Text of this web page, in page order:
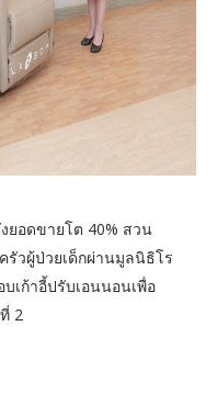
ยอดขายโต 40% สวน
รัวผู้ป่วยเด็กผ่านมูลนิธิโร
เก้าอี้ปรับเอนนอนเพื่อ
2